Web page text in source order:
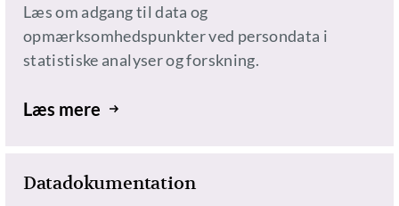
Læs om adgang til data og
opmærksomhedspunkter ved persondata i
statistiske analyser og forskning.
Læs mere
Datadokumentation